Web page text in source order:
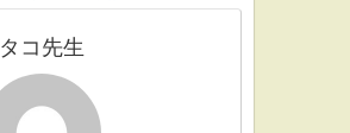
タコ先生